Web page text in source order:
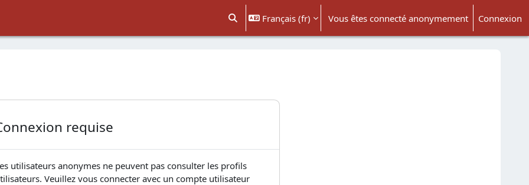
Activer/désactiver la saisie de recherche
Français ‎(fr)‎ Vous êtes connecté anonymement Connexion
requise
utilisateurs anonymes ne peuvent pas consulter les profils
Veuillez vous connecter avec un compte utilisateur